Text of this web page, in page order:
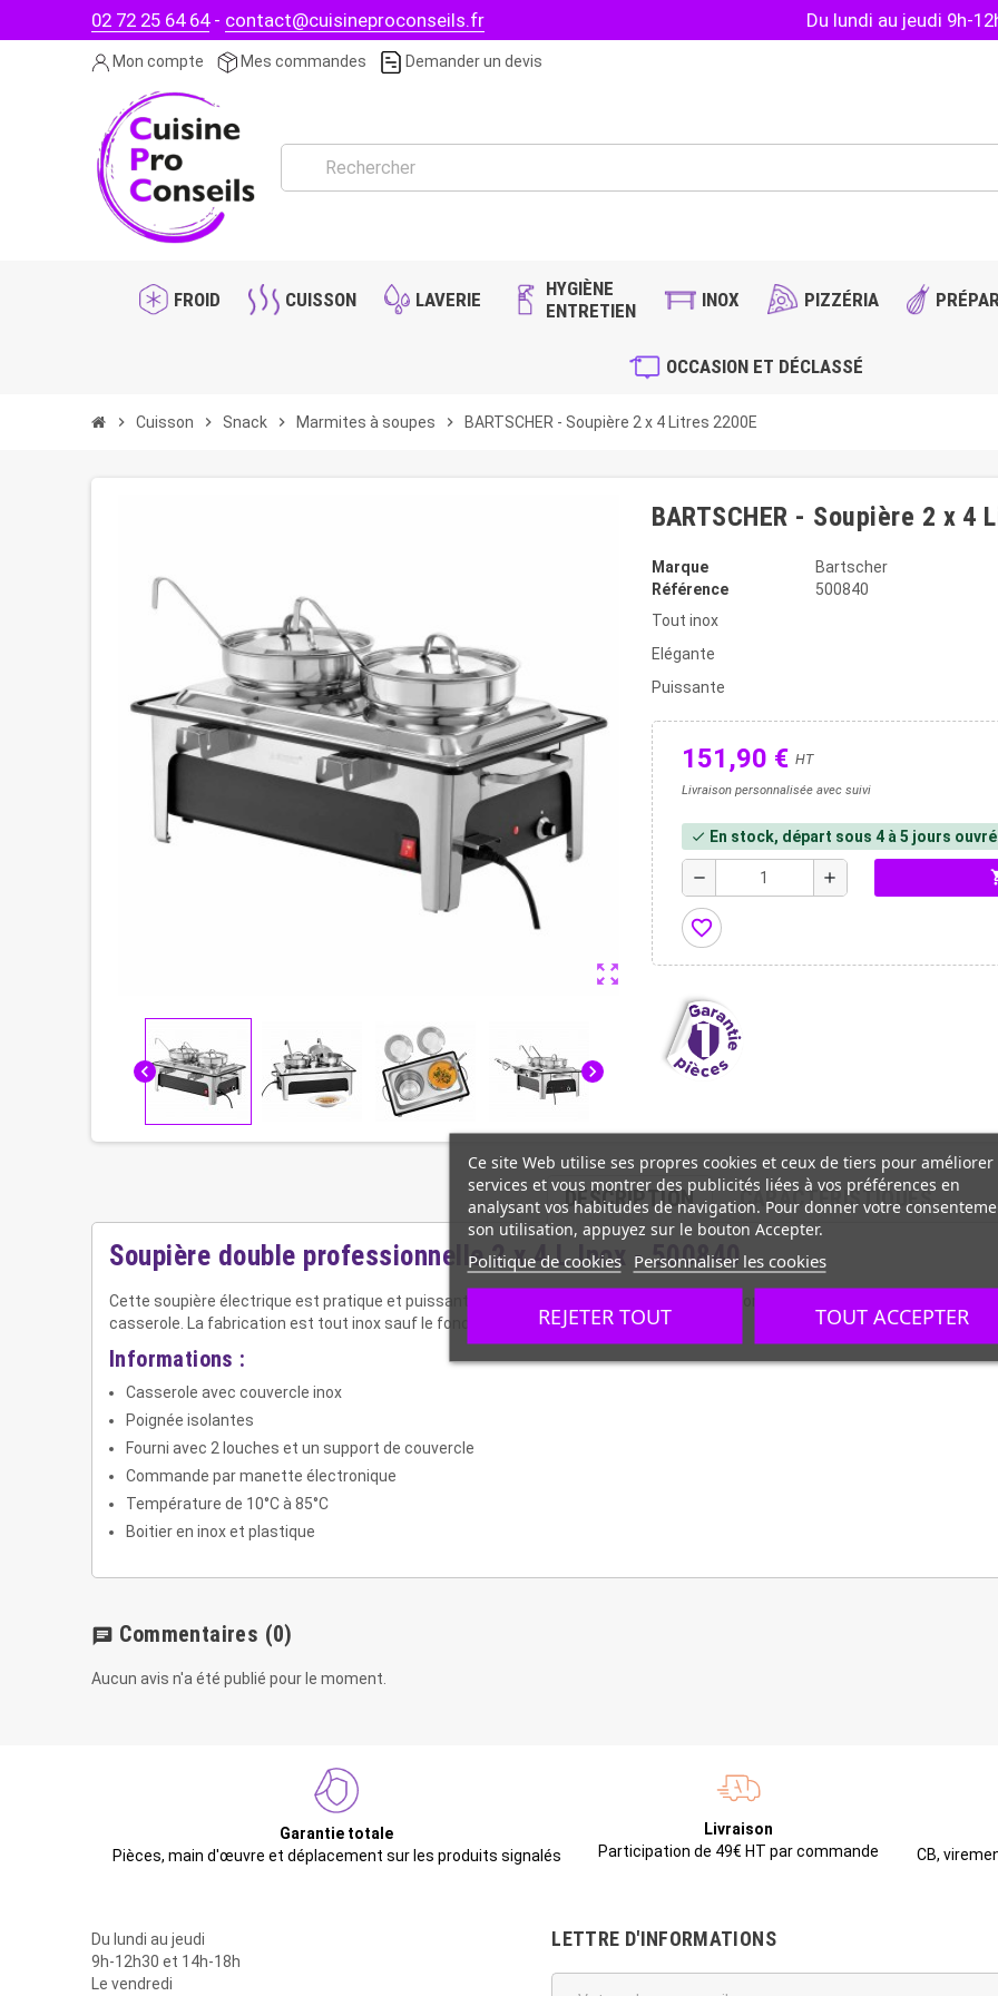
02 72 25 64 64- contact@cuisineproconseils.fr Du lundi au jeudi 9h-
Mon compte Mes commandes Demander un devis
FROID CUISSON LAVERIE
HYGIÈNE
ENTRETIEN
INOX PIZZÉRIA
OCCASION ET DÉCLASSÉ
chevron_right Cuisson chevron_right Snack chevron_right Marmites à soupes chevron_right BARTSCHER - Soupière 2 x 4 Litres 2200E
zoom_out_map
chevron_left chevron_right
BARTSCHER - Soupière 2 x 4
Marque
Bartscher
Référence
500840
Tout inox
Elégante
Puissante
151,90 € HT
Livraison personnalisée avec suivi
check En stock, départ sous 4 à 5 jours
remove add
favorite_border
DESCRIPTION CARACTÉRISTIQUES
Soupière double professionnelle 2 x 4 L Inox - 500840
Cette soupière électrique est pratique et puissante jusque 2200 Watts. Les couvercles sont amovibles avec poignée
casserole. La fabrication est tout inox sauf le fond.
Informations :
Casserole avec couvercle inox
Poignée isolantes
Fourni avec 2 louches et un support de couvercle
Commande par manette électronique
Température de 10°C à 85°C
Boitier en inox et plastique
chat Commentaires (0)
Aucun avis n'a été publié pour le moment.
Garantie totale
Pièces, main d'œuvre et déplacement sur les produits signalés
Livraison
Participation de 49€ HT par commande
CB,
Du lundi au jeudi
9h-12h30 et 14h-18h
Le vendredi
LETTRE D'INFORMATIONS
Ce site Web utilise ses propres cookies et ceux de tiers pour améliorer
services et vous montrer des publicités liées à vos préférences en
analysant vos habitudes de navigation. Pour donner votre
son utilisation, appuyez sur le bouton Accepter.
Politique de cookies Personnaliser les cookies
REJETER TOUT TOUT ACCEPTER